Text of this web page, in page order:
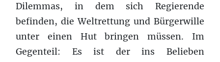
Dilemmas, in dem sich Regierende
befinden, die Weltrettung und Bürgerwille
unter einen Hut bringen müssen. Im
Gegenteil: Es ist der ins Belieben